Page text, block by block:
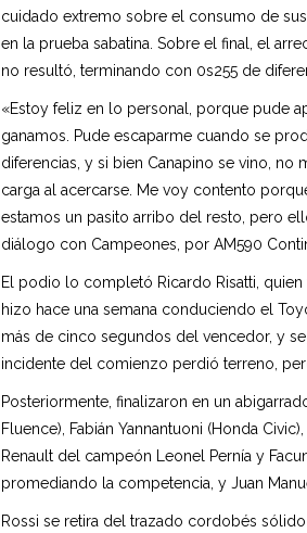
cuidado extremo sobre el consumo de
en la prueba sabatina. Sobre el final, el
no resultó, terminando con 0s255 de
«Estoy feliz en lo personal, porque pude
ganamos. Pude escaparme cuando se
diferencias, y si bien Canapino se vino,
carga al acercarse. Me voy contento
estamos un pasito arribo del resto, pero
diálogo con Campeones, por AM590
El podio lo completó Ricardo Risatti,
hizo hace una semana conduciendo el
más de cinco segundos del vencedor, y
incidente del comienzo perdió terreno,
Posteriormente, finalizaron en un
Fluence), Fabián Yannantuoni (Honda
Renault del campeón Leonel Pernía y
promediando la competencia, y Juan
Rossi se retira del trazado cordobés